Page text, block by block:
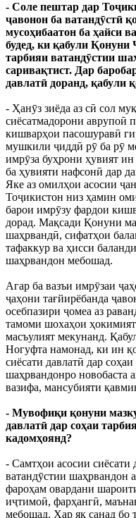
- Соле пештар дар
ҷавонон ба ватандӯстӣ
мусоҳибаатон ба ҳайси
будед, ки қабули
тарбияи ватандӯстии
саривақтист. Дар
давлатӣ доранд, қабули
- Ҳанӯз зиёда аз сӣ сол
сиёсатмадорони аврупоӣ
кишварҳои пасошуравӣ
мушкили ҷиддӣ рӯ ба рӯ
имрӯза буҳрони ҳувият
ба ҳувияти нафсонӣ дар
Яке аз омилҳои асосии
Тоҷикистон низ ҳамин
барои имрӯзу фардои
дорад. Мақсади Қонуни
шаҳрвандӣ, сифатҳои
тафаккур ва ҳисси
шаҳрвандон мебошад.
Агар ба вазъи имрӯзаи
ҷаҳони тағйирёбанда
осебпазири ҷомеа аз
тамоми шохаҳои
масъулият мекунанд.
Ногуфта намонад, ки ин
сиёсати давлатӣ дар
шаҳрвандонро новобаста
вазифа, мансубияти
- Мувофиқи қонуни
давлатӣ дар соҳаи
кадомҳоянд?
- Самтҳои асосии сиёсати
ватандӯстии шаҳрвандон
фароҳам овардани
иҷтимоӣ, фарҳангӣ,
мебошад. Ҳар як санад бо